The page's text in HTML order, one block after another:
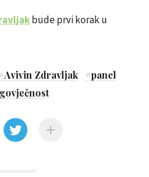
bude prvi korak u
Avivin Zdravljak #panel